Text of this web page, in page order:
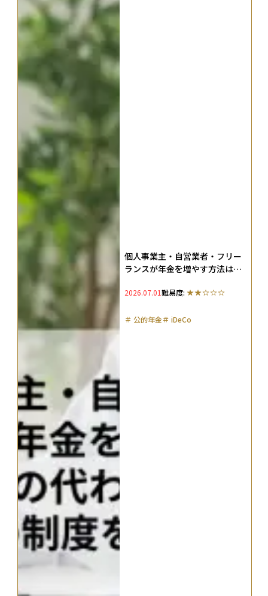
個人事業主・自営業者・フリー
ランスが年金を増やす方法は？
度を解説
2026.07.01難易度:
＃ 公的年金＃ iDeCo